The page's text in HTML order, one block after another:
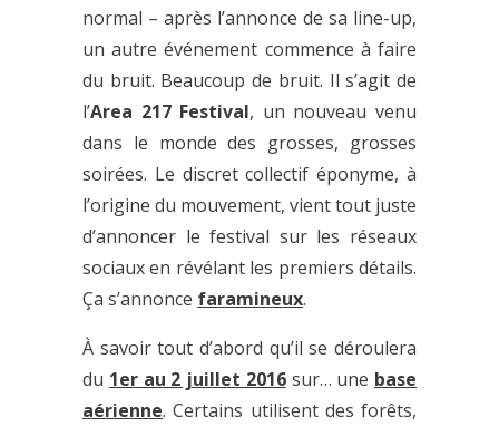
normal – après l’annonce de sa line-up,
un autre événement commence à faire
du bruit. Beaucoup de bruit. Il s’agit de
l’Area 217 Festival, un nouveau venu
dans le monde des grosses, grosses
soirées. Le discret collectif éponyme, à
l’origine du mouvement, vient tout juste
d’annoncer le festival sur les réseaux
sociaux en révélant les premiers détails.
Ça s’annonce faramineux.
À savoir tout d’abord qu’il se déroulera
du 1er au 2 juillet 2016sur… une base
aérienne. Certains utilisent des forêts,